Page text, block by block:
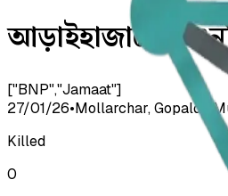
আড়াইহাজারে
["BNP","Jamaat"]
27/01/26•Mollarchar, Gopaldy
Killed
0